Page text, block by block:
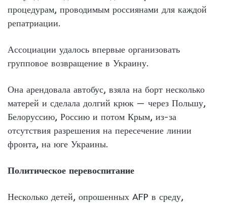
процедурам, проводимым россиянами для каждой
репатриации.
Ассоциации удалось впервые организовать
групповое возвращение в Украину.
Она арендовала автобус, взяла на борт несколько
матерей и сделала долгий крюк — через Польшу,
Белоруссию, Россию и потом Крым, из-за
отсутствия разрешения на пересечение линии
фронта, на юге Украины.
Политическое перевоспитание
Несколько детей, опрошенных AFP в среду,